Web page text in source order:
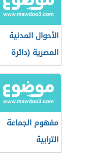
الأحوال المدنية
المصرية (دائرة
حكومية)
مفهوم الجماعة
الترابية